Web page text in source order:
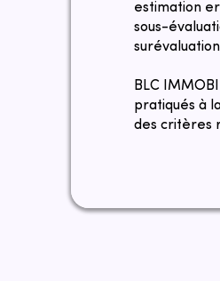
estimation
sous-
​​BLC
pratiqués à
des critères